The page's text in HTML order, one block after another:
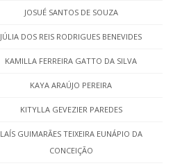
JOSUÉ SANTOS DE SOUZA
JÚLIA DOS REIS RODRIGUES BENEVIDES
KAMILLA FERREIRA GATTO DA SILVA
KAYA ARAÚJO PEREIRA
KITYLLA GEVEZIER PAREDES
LAÍS GUIMARÃES TEIXEIRA EUNÁPIO DA
CONCEIÇÃO